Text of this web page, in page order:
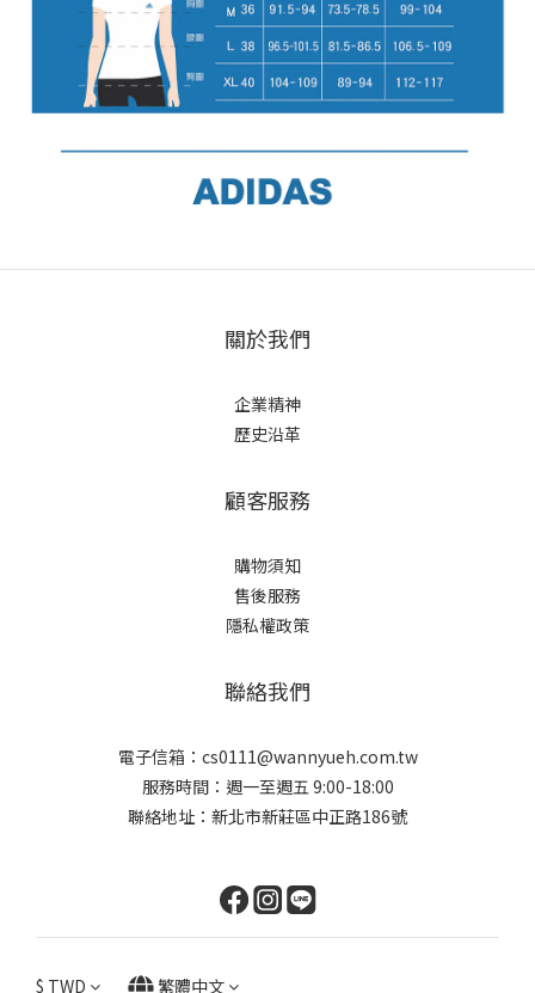
關於我們
企業精神
歷史沿革
顧客服務
購物須知
售後服務
隱私權政策
聯絡我們
電子信箱：cs0111@wannyueh.com.tw
服務時間：週一至週五 9:00-18:00
聯絡地址：新北市新莊區中正路186號
$ TWD 繁體中文